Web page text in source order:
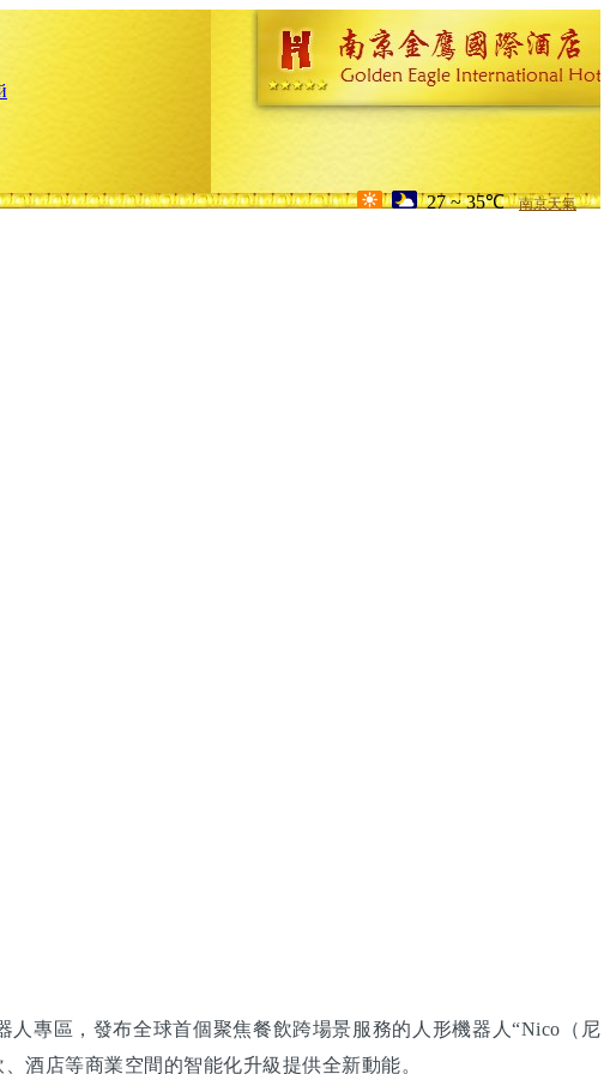
27 ~ 35℃ 南京天氣
專區，發布全球首個聚焦餐飲跨場景服務的人形機器人“Nico（尼
酒店等商業空間的智能化升級提供全新動能。